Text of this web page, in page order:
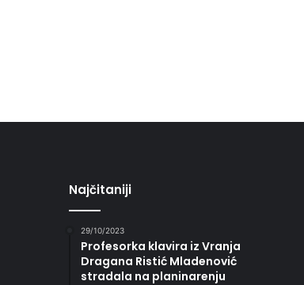
Najčitaniji
29/10/2023
Profesorka klavira iz Vranja
Dragana Ristić Mladenović
stradala na planinarenju